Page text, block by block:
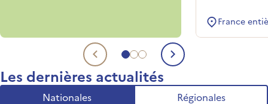
Aller au sujet 1
Aller au sujet 2
Aller au sujet 3
France
Sujet précédentSujet suivant
Les dernières actualités
Nationales Régionales